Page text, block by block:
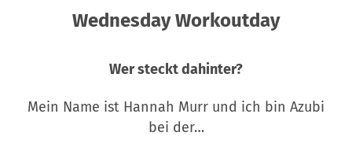
Wednesday Workoutday
Wer steckt dahinter?
Mein Name ist Hannah Murr und ich bin Azubi
bei der…